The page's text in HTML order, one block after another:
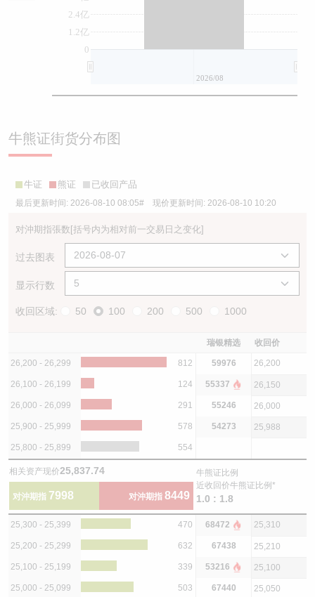
0
1.2亿
2.4亿
2026/08
牛熊证街货分布图
牛证 熊证 已收回产品
最后更新时间: 2026-08-10 08:05# 现价更新时间: 2026-08-10 10:20
对沖期指張数[括号内为相对前一交易日之变化]
过去图表
显示行数
收回区域: 50 100 200 500 1000
瑞银精选 收回价
26,200 - 26,299 812 59976 26,200
26,100 - 26,199 124 55337 26,150
26,000 - 26,099 291 55246 26,000
25,900 - 25,999 578 54273 25,988
25,800 - 25,899 554
相关资产现价25,837.74
对沖期指 7998 对沖期指 8449
牛熊证比例
近收回价牛熊证比例*
1.0 : 1.8
25,300 - 25,399 470 68472 25,310
25,200 - 25,299 632 67438 25,210
25,100 - 25,199 339 53216 25,100
25,000 - 25,099 503 67440 25,050